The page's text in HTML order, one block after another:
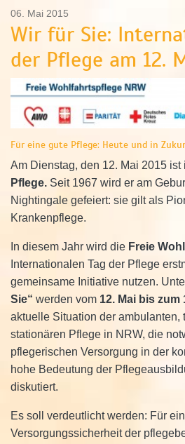
06. Mai 2015
Wir für Sie:
der Pflege am 12.
Für eine gute Pflege: Heute und in
Am Dienstag, den 12. Mai 2015 ist
Pflege. Seit 1967 wird er am
Nightingale gefeiert: sie gilt als
Krankenpflege.
In diesem Jahr wird die Freie
Internationalen Tag der Pflege
gemeinsame Initiative nutzen.
Sie“ werden vom 12. Mai bis zum
aktuelle Situation der ambulanten,
stationären Pflege in NRW, die
pflegerischen Versorgung in der
hohe Bedeutung der
diskutiert.
Es soll verdeutlicht werden: Für
Versorgungssicherheit der